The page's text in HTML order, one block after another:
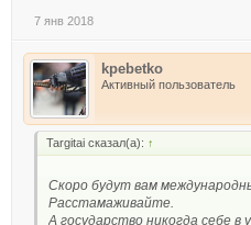
7 янв 2018
kpebetko
Активный пользователь
Targitai сказал(а): ↑
Скоро будут вам
Расстамаживайте.
А государство никогда себе в